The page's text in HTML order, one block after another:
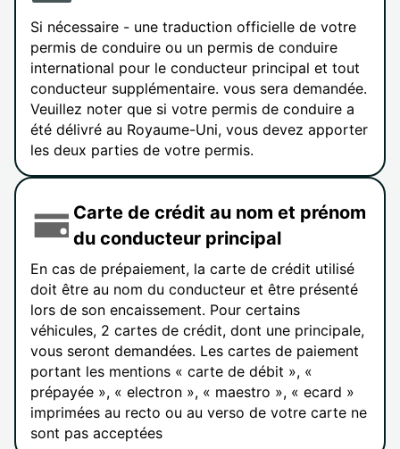
Si nécessaire - une traduction officielle de votre
permis de conduire ou un permis de conduire
international pour le conducteur principal et tout
conducteur supplémentaire. vous sera demandée.
Veuillez noter que si votre permis de conduire a
été délivré au Royaume-Uni, vous devez apporter
les deux parties de votre permis.
Carte de crédit au nom et prénom
du conducteur principal
En cas de prépaiement, la carte de crédit utilisé
doit être au nom du conducteur et être présenté
lors de son encaissement. Pour certains
véhicules, 2 cartes de crédit, dont une principale,
vous seront demandées. Les cartes de paiement
portant les mentions « carte de débit », «
prépayée », « electron », « maestro », « ecard »
imprimées au recto ou au verso de votre carte ne
sont pas acceptées